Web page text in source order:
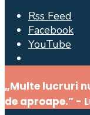
Rss Feed
Facebook
YouTube
Window
„Multe lucruri
de aproape.” -